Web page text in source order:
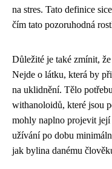
na stres. Tato definice
čím tato pozoruhodná
Důležité je také zmínit, že
Nejde o látku, která by
na uklidnění. Tělo
withanoloidů, které jsou
mohly naplno projevit
užívání po dobu
jak bylina danému